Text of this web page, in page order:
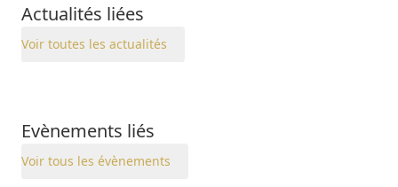
Actualités liées
Voir toutes les actualités
Evènements liés
Voir tous les évènements